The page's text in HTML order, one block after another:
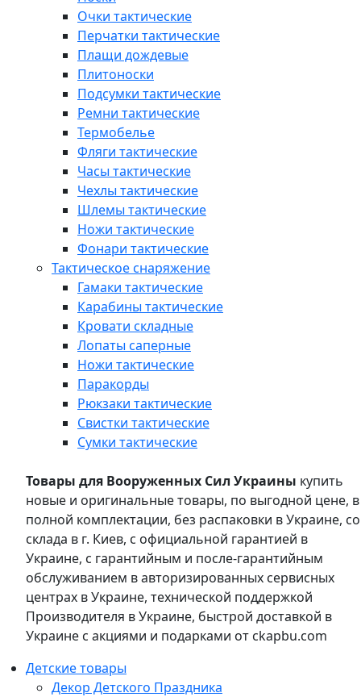
Очки тактические
Перчатки тактические
Плащи дождевые
Плитоноски
Подсумки тактические
Ремни тактические
Термобелье
Фляги тактические
Часы тактические
Чехлы тактические
Шлемы тактические
Ножи тактические
Фонари тактические
Тактическое снаряжение
Гамаки тактические
Карабины тактические
Кровати складные
Лопаты саперные
Ножи тактические
Паракорды
Рюкзаки тактические
Свистки тактические
Сумки тактические
Товары для Вооруженных Сил Украины купить
новые и оригинальные товары, по выгодной цене, в
полной комплектации, без распаковки в Украине, со
склада в г. Киев, с официальной гарантией в
Украине, с гарантийным и после-гарантийным
обслуживанием в авторизированных сервисных
центрах в Украине, технической поддержкой
Производителя в Украине, быстрой доставкой в
Украине с акциями и подарками от ckapbu.com
Детские товары
Декор Детского Праздника